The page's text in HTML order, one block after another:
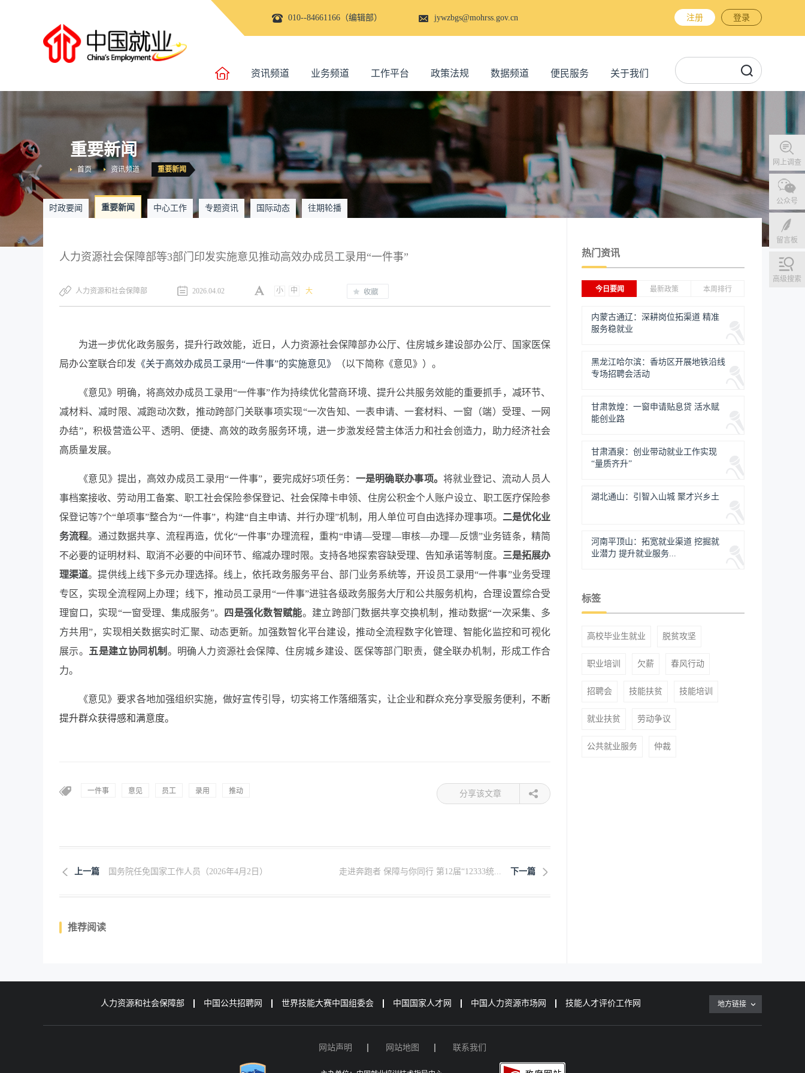
010--84661166（编辑部） jywzbgs@mohrss.gov.cn 注册 登录
资讯频道 业务频道 工作平台 政策法规 数据频道 便民服务 关于我们
网上调查
公众号
留言板
高级搜索
重要新闻
重要新闻
资讯频道
首页
时政要闻 重要新闻 中心工作 专题资讯 国际动态 往期轮播
人力资源社会保障部等3部门印发实施意见推动高效办成员工录用“一件事”
人力资源和社会保障部 2026.04.02 小 中 大
为进一步优化政务服务，提升行政效能，近日，人力资源社会保障部办公厅、住房城乡建设部办公厅、国家医保
局办公室联合印发 《关于高效办成员工录用“一件事”的实施意见》 （以下简称《意见》）。
《意见》明确，将高效办成员工录用“一件事”作为持续优化营商环境、提升公共服务效能的重要抓手，减环节、
减材料、减时限、减跑动次数，推动跨部门关联事项实现“一次告知、一表申请、一套材料、一窗（端）受理、一网
办结”，积极营造公平、透明、便捷、高效的政务服务环境，进一步激发经营主体活力和社会创造力，助力经济社会
高质量发展。
《意见》提出，高效办成员工录用“一件事”，要完成好5项任务： 一是明确联办事项。将就业登记、流动人员人
事档案接收、劳动用工备案、职工社会保险参保登记、社会保障卡申领、住房公积金个人账户设立、职工医疗保险参
保登记等7个“单项事”整合为“一件事”，构建“自主申请、并行办理”机制 ， 用人单位可自由选择办理事项。 二是优化业
务流程。 通过数据共享、流程再造，优化“一件事”办理流程，重构“申请—受理—审核—办理—反馈”业务链条，精简
不必要的证明材料、取消不必要的中间环节、缩减办理时限。支持各地探索容缺受理、告知承诺等制度。 三是拓展办
理渠道。提供线上线下多元办理选择。线上，依托政务服务平台、部门业务系统等，开设员工录用“一件事”业务受理
专区，实现全流程网上办理；线下，推动员工录用“一件事”进驻各级政务服务大厅和公共服务机构，合理设置综合受
理窗口，实现“一窗受理、集成服务”。
四是强化数智赋能。 建立跨部门数据共享交换机制，推动数据“一次采集、多
方共用”，实现相关数据实时汇聚、动态更新。加强数智化平台建设，推动全流程数字化管理、智能化监控和可视化
展示。
五是建立协同机制 。 明确人力资源社会保障、住房城乡建设、医保等部门职责，健全联办机制，形成工作合
力。
《意见》要求各地加强组织实施，做好宣传引导，切实将工作落细落实，让企业和群众充分享受服务便利， 不断
提升群众获得感和满意度。
一件事 意见 员工 录用 推动 分享该文章
上一篇 国务院任免国家工作人员（2026年4月2日） 下一篇
走进奔跑者 保障与你同行 第12届“12333统...
推荐阅读
热门资讯
今日要闻 最新政策 本周排行
内蒙古通辽：深耕岗位拓渠道 精准
服务稳就业
黑龙江哈尔滨：香坊区开展地铁沿线
专场招聘会活动
甘肃敦煌：一窗申请贴息贷 活水赋
能创业路
甘肃酒泉：创业带动就业工作实现
“量质齐升”
湖北通山：引智入山城 聚才兴乡土
河南平顶山：拓宽就业渠道 挖掘就
业潜力 提升就业服务...
标签
高校毕业生就业 脱贫攻坚
职业培训 欠薪 春风行动
招聘会 技能扶贫 技能培训
就业扶贫 劳动争议
公共就业服务 仲裁
人力资源和社会保障部 中国公共招聘网 世界技能大赛中国组委会 中国国家人才网 中国人力资源市场网 技能人才评价工作网 地方链接
网站声明 网站地图 联系我们